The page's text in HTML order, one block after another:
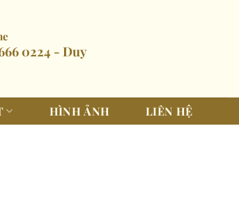
0224 - Duy
HÌNH ẢNH LIÊN HỆ